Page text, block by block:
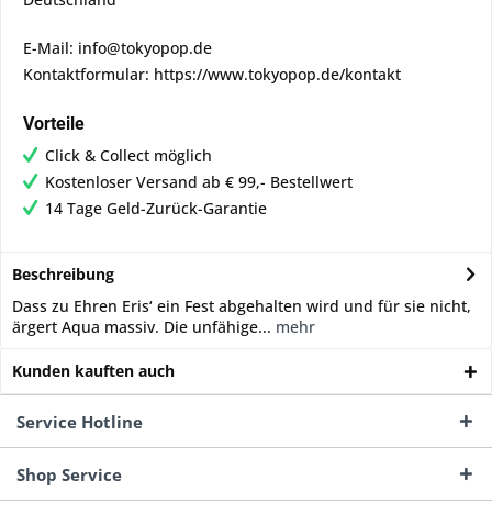
E-Mail: info@tokyopop.de
Kontaktformular: https://www.tokyopop.de/kontakt
Vorteile
Click & Collect möglich
Kostenloser Versand ab € 99,- Bestellwert
14 Tage Geld-Zurück-Garantie
Beschreibung
Dass zu Ehren Eris‘ ein Fest abgehalten wird und für sie nicht,
ärgert Aqua massiv. Die unfähige... mehr
Kunden kauften auch
Service Hotline
Shop Service